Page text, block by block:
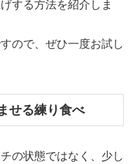
する方法を紹介しま
ので、ぜひ一度お試し
せる練り食べ
の状態ではなく、少し